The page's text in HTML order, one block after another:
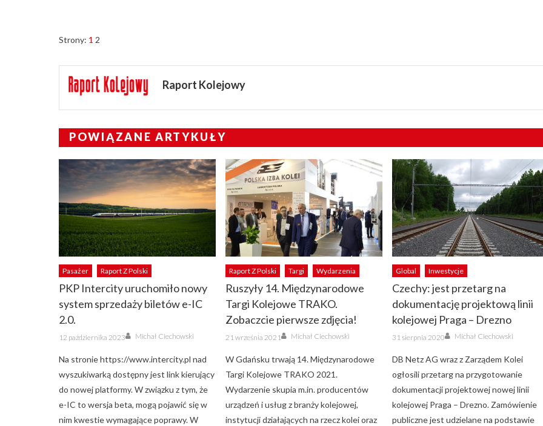
Strony: 1 2
Raport Kolejowy
POWIĄZANE ARTYKUŁY
Pasażer Raport Z Polski
PKP Intercity uruchomiło nowy
system sprzedaży biletów e-IC
2.0.
Posted
on
12 października 2023 Author
Michał Ciechowski
Na stronie https://www.intercity.pl nad
wyszukiwarką dostępny jest link kierujący
do nowej platformy. W związku z tym, że
e-IC to wersja beta, mogą pojawić się w
nim kwestie wymagające poprawy. W
Raport Z Polski Targi Wydarzenia
Ruszyły 14. Międzynarodowe
Targi Kolejowe TRAKO.
Zobaczcie pierwsze zdjęcia!
Posted
on
21 września 2021 Author
Michał Ciechowski
W Gdańsku trwają 14. Międzynarodowe
Targi Kolejowe TRAKO 2021.
Wydarzenie skupia m.in. producentów
urządzeń i usług z branży kolejowej,
instytucji działających na rzecz kolei oraz
Global Inwestycje
Czechy: jest przetarg na
dokumentację projektową linii
kolejowej Praga – Drezno
Posted
on
31 sierpnia 2020 Author
Michał Ciechowski
DB Netz AG wraz z Zarządem Kolei
ogłosili przetarg na przygotowanie
dokumentacji projektowej nowej linii
kolejowej Praga – Drezno. Zamówienie
publiczne jest udzielane na podstawie